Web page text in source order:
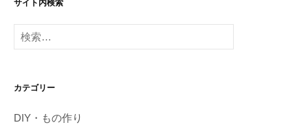
サイト内検索
検
索:
カテゴリー
DIY・もの作り